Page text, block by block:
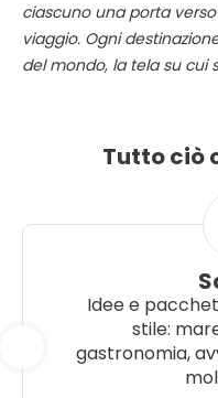
ciascuno una porta
viaggio. Ogni
del mondo, la tela su cui
Tutto ciò
Idee e
stile:
gastronomia,